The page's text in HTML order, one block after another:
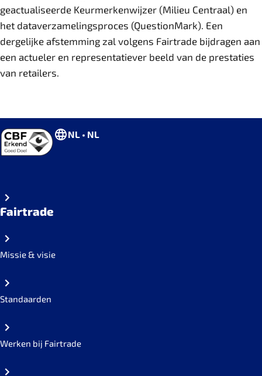
geactualiseerde Keurmerkenwijzer (Milieu Centraal) en
het dataverzamelingsproces (QuestionMark). Een
dergelijke afstemming zal volgens Fairtrade bijdragen aan
een actueler en representatiever beeld van de prestaties
van retailers.
NL • NL
Fairtrade
Missie & visie
Standaarden
Werken bij Fairtrade